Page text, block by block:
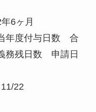
6ヶ月
年度付与日数 合
残日数 申請日
22